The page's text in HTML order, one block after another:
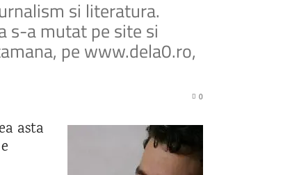
si literatura.
s-a mutat pe site si
pe www.dela0.ro,
0
asta